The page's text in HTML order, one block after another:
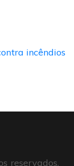
incêndios
reservados.